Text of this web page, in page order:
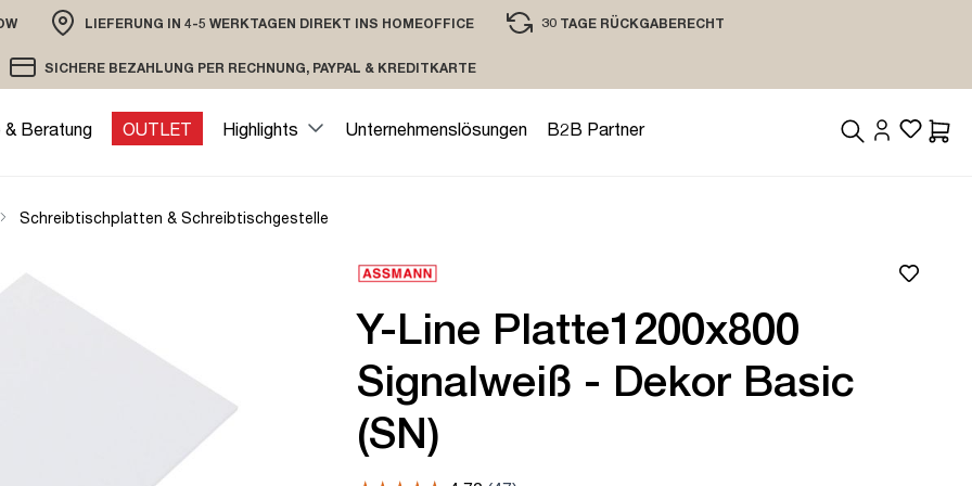
LIEFERUNG IN 4-5 WERKTAGEN DIREKT INS HOMEOFFICE
VERSAND PER DHL ODER SPEDITION
30 TAGE RÜCKGABERECHT
SICHERE BEZAHLUNG PER RECHNUNG, PAYPAL & KREDITKARTE
VERSCHLÜSSELTE ÜBERTRAGUNG
& Beratung OUTLET Highlights Unternehmenslösungen
B2B Partner
Schreibtischplatten & Schreibtischgestelle
Y-Line Platte1200x800
Signalweiß - Dekor Basic
(SN)